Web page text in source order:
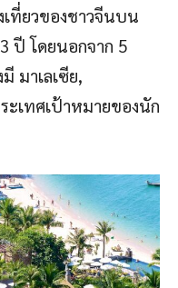
เที่ยวของชาวจีนบน
ปี โดยนอกจาก 5
มาเลเซีย,
ะเทศเป้าหมายของนัก